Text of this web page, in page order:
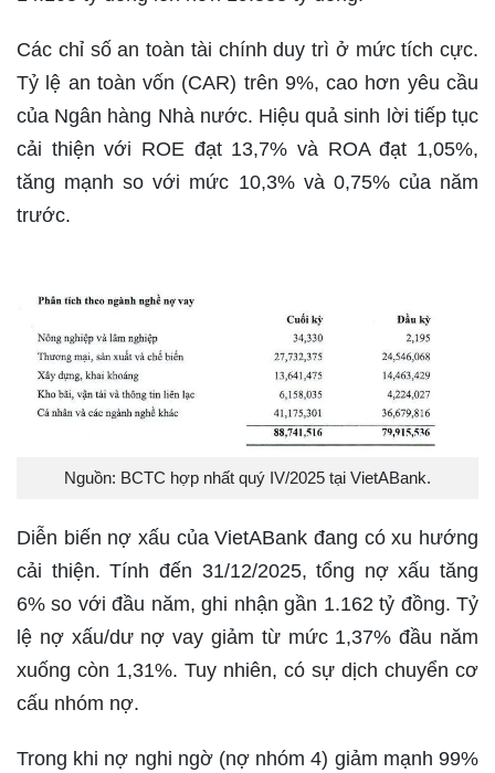
Các chỉ số an toàn tài chính duy trì ở mức tích cực.
Tỷ lệ an toàn vốn (CAR) trên 9%, cao hơn yêu cầu
của Ngân hàng Nhà nước. Hiệu quả sinh lời tiếp tục
cải thiện với ROE đạt 13,7% và ROA đạt 1,05%,
tăng mạnh so với mức 10,3% và 0,75% của năm
trước.
Nguồn: BCTC hợp nhất quý IV/2025 tại VietABank.
Diễn biến nợ xấu của VietABank đang có xu hướng
cải thiện. Tính đến 31/12/2025, tổng nợ xấu tăng
6% so với đầu năm, ghi nhận gần 1.162 tỷ đồng. Tỷ
lệ nợ xấu/dư nợ vay giảm từ mức 1,37% đầu năm
xuống còn 1,31%. Tuy nhiên, có sự dịch chuyển cơ
cấu nhóm nợ.
Trong khi nợ nghi ngờ (nợ nhóm 4) giảm mạnh 99%